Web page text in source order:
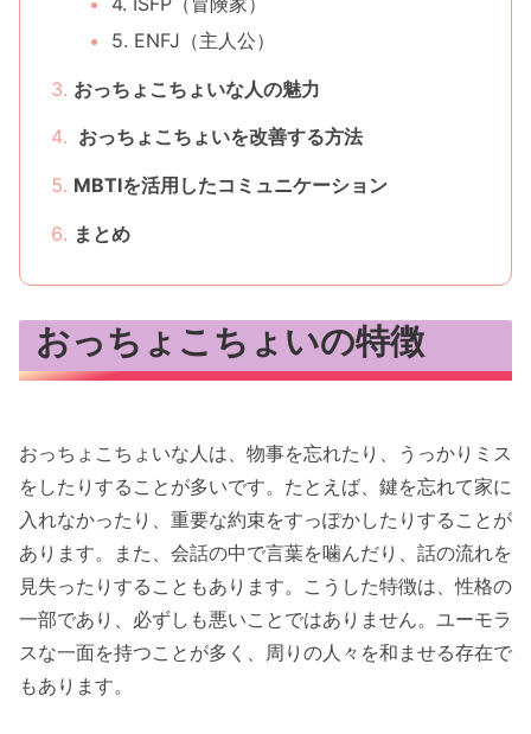
5. ENFJ（主人公）
おっちょこちょいな人の魅力
おっちょこちょいを改善する方法
MBTIを活用したコミュニケーション
まとめ
おっちょこちょいの特徴
おっちょこちょいな人は、物事を忘れたり、うっかりミス
をしたりすることが多いです。たとえば、鍵を忘れて家に
入れなかったり、重要な約束をすっぽかしたりすることが
あります。また、会話の中で言葉を噛んだり、話の流れを
見失ったりすることもあります。こうした特徴は、性格の
一部であり、必ずしも悪いことではありません。ユーモラ
スな一面を持つことが多く、周りの人々を和ませる存在で
もあります。